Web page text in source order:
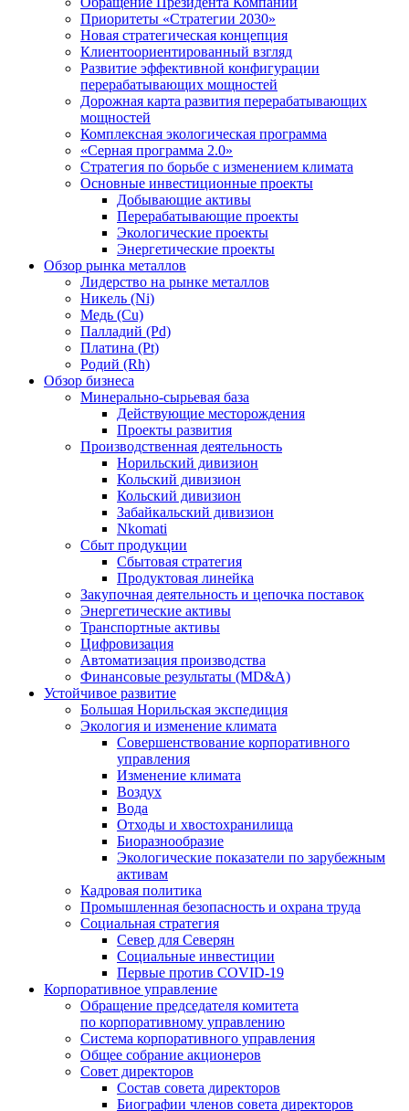
Приоритеты «Стратегии 2030»
Новая стратегическая концепция
Клиентоориентированный взгляд
Развитие эффективной конфигурации
перерабатывающих мощностей
Дорожная карта развития перерабатывающих
мощностей
Комплексная экологическая программа
«Серная программа 2.0»
Стратегия по борьбе с изменением климата
Основные инвестиционные проекты
Добывающие активы
Перерабатывающие проекты
Экологические проекты
Энергетические проекты
Обзор рынка металлов
Лидерство на рынке металлов
Никель (Ni)
Медь (Cu)
Палладий (Pd)
Платина (Pt)
Родий (Rh)
Обзор бизнеса
Минерально-сырьевая база
Действующие месторождения
Проекты развития
Производственная деятельность
Норильский дивизион
Кольский дивизион
Кольский дивизион
Забайкальский дивизион
Nkomati
Сбыт продукции
Сбытовая стратегия
Продуктовая линейка
Закупочная деятельность и цепочка поставок
Энергетические активы
Транспортные активы
Цифровизация
Автоматизация производства
Финансовые результаты (MD&A)
Устойчивое развитие
Большая Норильская экспедиция
Экология и изменение климата
Совершенствование корпоративного
управления
Изменение климата
Воздух
Вода
Отходы и хвостохранилища
Биоразнообразие
Экологические показатели по зарубежным
активам
Кадровая политика
Промышленная безопасность и охрана труда
Социальная стратегия
Север для Северян
Социальные инвестиции
Первые против COVID‑19
Корпоративное управление
Обращение председателя комитета
по корпоративному управлению
Система корпоративного управления
Общее собрание акционеров
Совет директоров
Состав совета директоров
Биографии членов совета директоров